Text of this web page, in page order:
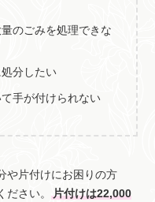
のごみを処理できな
分したい
手が付けられない
や片付けにお困りの方
ださい。片付けは22,000